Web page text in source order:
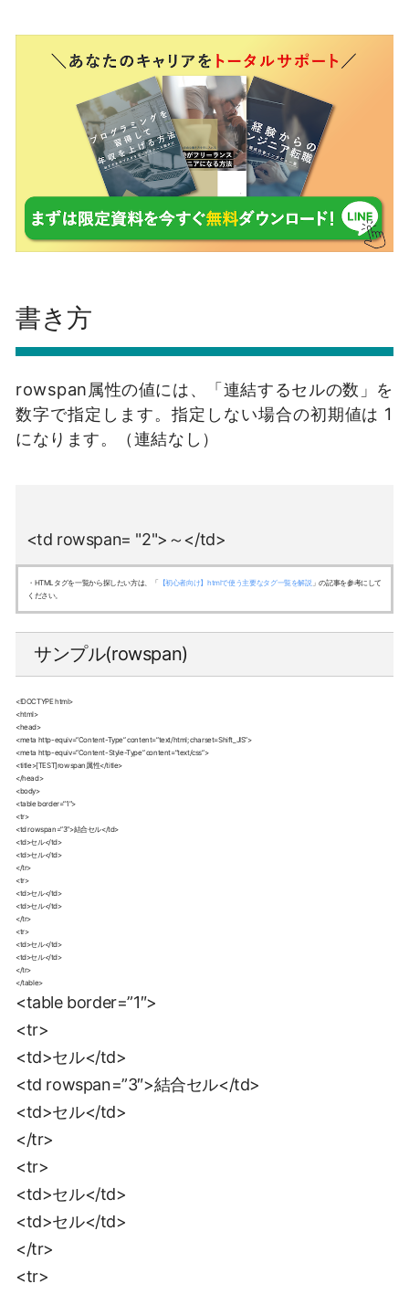
書き方
rowspan属性の値には、「連結するセルの数」を
数字で指定します。指定しない場合の初期値は 1
になります。（連結なし）
<td rowspan= "2">～</td>
・HTMLタグを一覧から探したい方は、「 【初心者向け】htmlで使う主要なタグ一覧を解説」の記事を参考にして
ください。
サンプル(rowspan)
<!DOCTYPE html>
<html>
<head>
<meta http-equiv=”Content-Type” content=”text/html; charset=Shift_JIS”>
<meta http-equiv=”Content-Style-Type” content=”text/css”>
<title>[TEST]rowspan属性</title>
</head>
<body>
<table border=”1″>
<tr>
<td rowspan=”3″>結合セル</td>
<td>セル</td>
<td>セル</td>
</tr>
<tr>
<td>セル</td>
<td>セル</td>
</tr>
<tr>
<td>セル</td>
<td>セル</td>
</tr>
</table>
<table border=”1″>
<tr>
<td>セル</td>
<td rowspan=”3″>結合セル</td>
<td>セル</td>
</tr>
<tr>
<td>セル</td>
<td>セル</td>
</tr>
<tr>